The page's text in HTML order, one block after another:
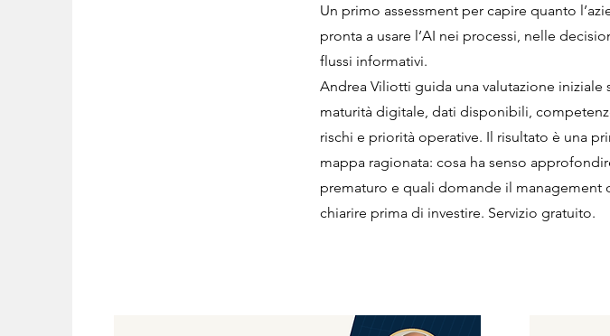
Un primo assessment per capire quanto
pronta a usare l’AI nei processi, nelle
flussi informativi.
Andrea Viliotti guida una valutazione iniziale
maturità digitale, dati disponibili,
rischi e priorità operative. Il risultato è una
mappa ragionata: cosa ha senso
prematuro e quali domande il management
chiarire prima di investire. Servizio gratuito.